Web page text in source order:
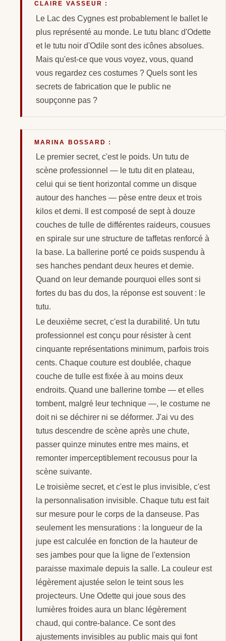
CLAIRE VASSEUR :
Le Lac des Cygnes est probablement le ballet le
plus représenté au monde. Le tutu blanc d'Odette
et le tutu noir d'Odile sont des icônes absolues.
Mais qu'est-ce que vous voyez, vous, quand
vous regardez ces costumes ? Quels sont les
secrets de fabrication que le public ne
soupçonne pas ?
MARINA BOSSARD :
Le premier secret, c'est le poids. Un tutu de
scène professionnel — le tutu dit en plateau,
celui qui se tient horizontal comme un disque
autour des hanches — pèse entre deux et trois
kilos et demi. Il est composé de sept à douze
couches de tulle de différentes raideurs, cousues
en spirale sur une structure de taffetas renforcé à
la base. La ballerine porté ce poids suspendu à
ses hanches pendant deux heures et demie.
Quand on leur demande pourquoi elles sont si
fortes du bas du dos, la réponse est souvent : le
tutu.
Le deuxième secret, c'est la durabilité. Un tutu
professionnel est conçu pour résister à cent
cinquante représentations minimum, parfois trois
cents. Chaque couture est doublée, chaque
couche de tulle est fixée à au moins deux
endroits. Quand une ballerine tombe — et elles
tombent, malgré leur technique —, le costume ne
doit ni se déchirer ni se déformer. J'ai vu des
tutus descendre de scène après une chute,
passer quinze minutes entre mes mains, et
remonter imperceptiblement recousus pour la
scène suivante.
Le troisième secret, et c'est le plus invisible, c'est
la personnalisation invisible. Chaque tutu est fait
sur mesure pour le corps de la danseuse. Pas
seulement les mensurations : la longueur de la
jupe est calculée en fonction de la hauteur de
ses jambes pour que la ligne de l'extension
paraisse maximale depuis la salle. La couleur est
légèrement ajustée selon le teint sous les
projecteurs. Une Odette qui joue sous des
lumières froides aura un blanc légèrement
chaud, qui contre-balance. Ce sont des
ajustements invisibles au public mais qui font